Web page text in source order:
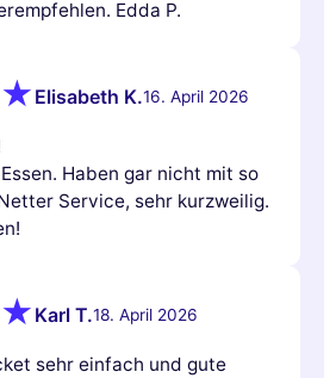
Edda P.
Elisabeth K.16. April 2026
Haben gar nicht mit so
Service, sehr kurzweilig.
Karl T.18. April 2026
sehr einfach und gute